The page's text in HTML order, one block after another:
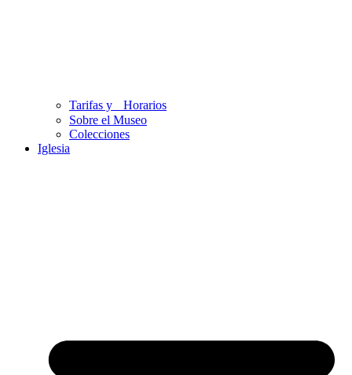
Tarifas y Horarios
Sobre el Museo
Colecciones
Iglesia